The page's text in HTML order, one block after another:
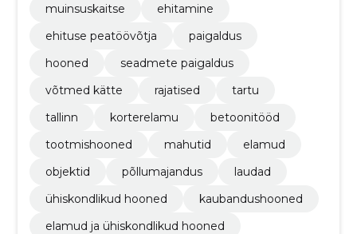
muinsuskaitse
ehitamine
ehituse peatöövõtja
paigaldus
hooned
seadmete paigaldus
võtmed kätte
rajatised
tartu
tallinn
korterelamu
betoonitööd
tootmishooned
mahutid
elamud
objektid
põllumajandus
laudad
ühiskondlikud hooned
kaubandushooned
elamud ja ühiskondlikud hooned